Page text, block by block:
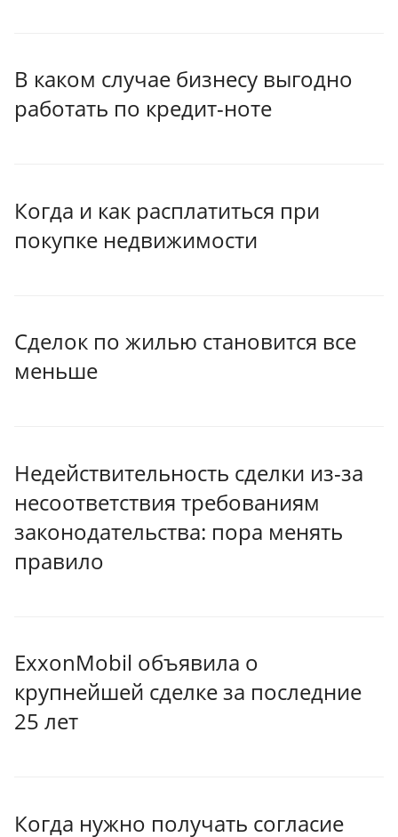
В каком случае бизнесу выгодно
работать по кредит-ноте
Когда и как расплатиться при
покупке недвижимости
Сделок по жилью становится все
меньше
Недействительность сделки из-за
несоответствия требованиям
законодательства: пора менять
правило
ExxonMobil объявила о
крупнейшей сделке за последние
25 лет
Когда нужно получать согласие